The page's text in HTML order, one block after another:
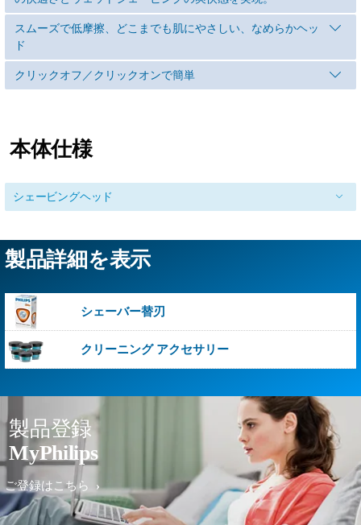
スムーズで低摩擦、どこまでも肌にやさしい、なめらかヘッ
ド
クリックオフ／クリックオンで簡単
本体仕様
シェービングヘッド
製品詳細を表示
シェーバー替刃
クリーニング アクセサリー
製品登録
MyPhilips
ご登録はこちら